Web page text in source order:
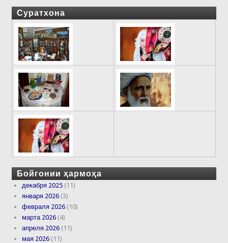
Суратхона
Бойгонии ҳармоҳа
декабря 2025 (11)
января 2026 (3)
февраля 2026 (10)
марта 2026 (4)
апреля 2026 (11)
мая 2026 (11)